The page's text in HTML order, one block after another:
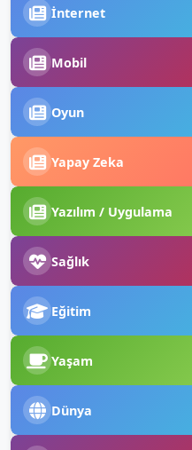
İnternet
Mobil
Oyun
Yapay Zeka
Yazılım / Uygulama
Sağlık
Eğitim
Yaşam
Dünya